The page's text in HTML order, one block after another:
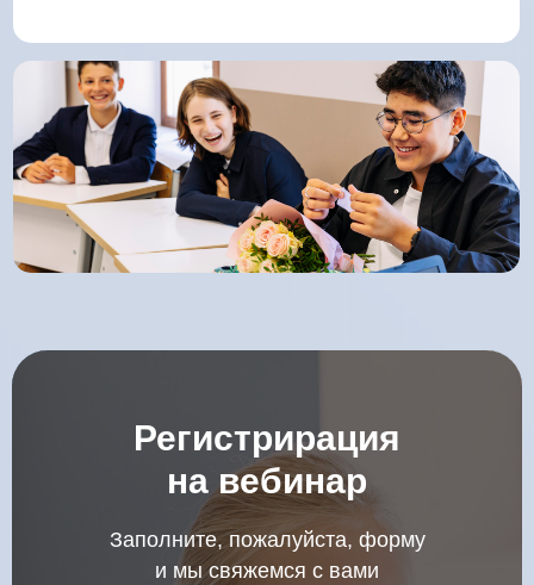
Регистрирация
на вебинар
Заполните, пожалуйста, форму
и мы свяжемся с вами